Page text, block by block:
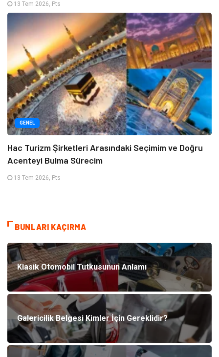
13 Tem 2026, Pts
GENEL
Hac Turizm Şirketleri Arasındaki Seçimim ve Doğru
Acenteyi Bulma Sürecim
13 Tem 2026, Pts
BUNLARI KAÇIRMA
Klasik Otomobil Tutkusunun Anlamı
Galericilik Belgesi Kimler İçin Gereklidir?